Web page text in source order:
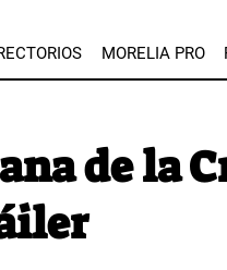
MORELIA PRO
de la